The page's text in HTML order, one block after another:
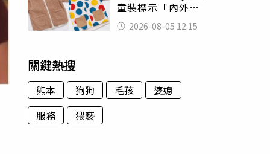
童裝標示「內外層
皆純棉」 SGS檢
測證明：內裡100%
2026-08-05 12:15
關鍵熱搜
熊本 狗狗 毛孩
婆媳
服務
猥褻